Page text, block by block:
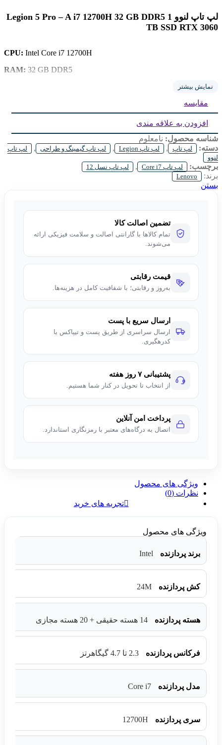
لپ تاپ لنوو Legion 5 Pro – A i7 12700H 32 GB DDR5 1
TB SSD RTX 3060
CPU: Intel Core i7 12700H
RAM: 32 GB DDR5
نمایش بیشتر
مقایسه
افزودن به علاقه مندی
شناسه محصول: نامعلوم
دسته:
لپ تاپ , لپ تاپ Legion , لپ تاپ گیمینگ و طراحی ,
لپ تاپ
لنوو
برچسب: لپ تاپ Core i7 , لپ تاپ نسل 12
برند: Lenovo
بستن
تضمین اصالت کالا
تمام کالاها با گارانتی اصالت و سلامت فیزیکی ارائه
می‌شوند.
قیمت رقابتی
به‌روز و رقابتی؛ با شفافیت کامل در هزینه‌ها.
ارسال سریع با پست
ارسال سراسری از طریق پست و تیپاکس با
کدرهگیری.
پشتیبانی ۷ روز هفته
از انتخاب تا تحویل در کنار شما هستیم.
پرداخت امن آنلاین
اتصال به درگاه‌های معتبر با رمزنگاری استاندارد.
ویژگی های محصول
نظرات (0)
تجربه های خرید
ویژگی های محصول
برند پردازنده Intel
کش پردازنده 24M
هسته پردازنده 14 هسته حقیقی + 20 هسته مجازی
فرکانس پردازنده 2.3 تا 4.7 گیگاهرتز
مدل پردازنده Core i7
سری پردازنده 12700H